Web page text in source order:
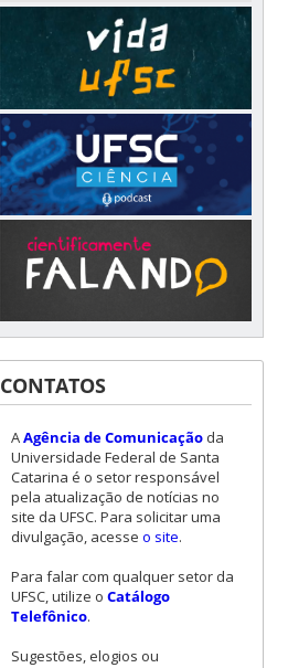
CONTATOS
AAgência de Comunicaçãoda
Universidade Federal de Santa
Catarina é o setor responsável
pela atualização de notícias no
site da UFSC. Para solicitar uma
divulgação, acesse o site.
Para falar com qualquer setor da
UFSC, utilize o Catálogo
Telefônico.
Sugestões, elogios ou